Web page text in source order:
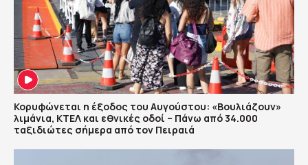
Κορυφώνεται η έξοδος του Αυγούστου: «Βουλιάζουν»
λιμάνια, ΚΤΕΛ και εθνικές οδοί – Πάνω από 34.000
ταξιδιώτες σήμερα από τον Πειραιά